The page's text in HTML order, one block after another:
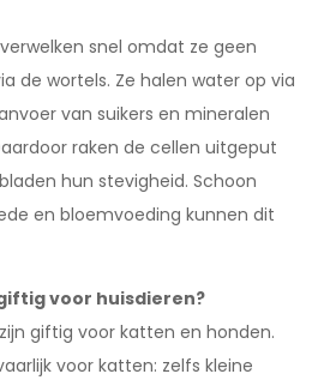
snel omdat ze geen
de wortels. Ze halen water op via
van suikers en mineralen
raken de cellen uitgeput
hun stevigheid. Schoon
en bloemvoeding kunnen dit
voor huisdieren?
giftig voor katten en honden.
voor katten: zelfs kleine